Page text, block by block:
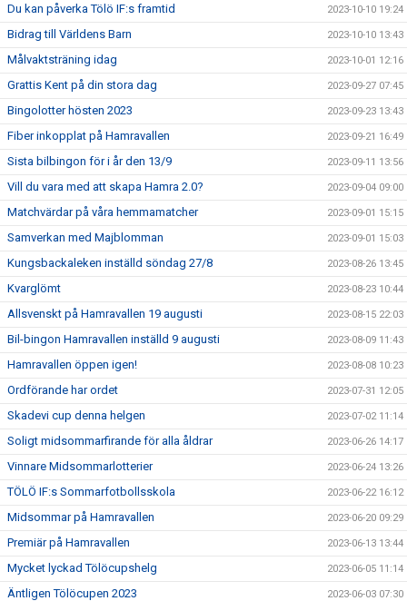
Du kan påverka Tölö IF:s framtid 2023-10-10 19:24
Bidrag till Världens Barn 2023-10-10 13:43
Målvaktsträning idag 2023-10-01 12:16
Grattis Kent på din stora dag 2023-09-27 07:45
Bingolotter hösten 2023 2023-09-23 13:43
Fiber inkopplat på Hamravallen 2023-09-21 16:49
Sista bilbingon för i år den 13/9 2023-09-11 13:56
Vill du vara med att skapa Hamra 2.0? 2023-09-04 09:00
Matchvärdar på våra hemmamatcher 2023-09-01 15:15
Samverkan med Majblomman 2023-09-01 15:03
Kungsbackaleken inställd söndag 27/8 2023-08-26 13:45
Kvarglömt 2023-08-23 10:44
Allsvenskt på Hamravallen 19 augusti 2023-08-15 22:03
Bil-bingon Hamravallen inställd 9 augusti 2023-08-09 11:43
Hamravallen öppen igen! 2023-08-08 10:23
Ordförande har ordet 2023-07-31 12:05
Skadevi cup denna helgen 2023-07-02 11:14
Soligt midsommarfirande för alla åldrar 2023-06-26 14:17
Vinnare Midsommarlotterier 2023-06-24 13:26
TÖLÖ IF:s Sommarfotbollsskola 2023-06-22 16:12
Midsommar på Hamravallen 2023-06-20 09:29
Premiär på Hamravallen 2023-06-13 13:44
Mycket lyckad Tölöcupshelg 2023-06-05 11:14
Äntligen Tölöcupen 2023 2023-06-03 07:30